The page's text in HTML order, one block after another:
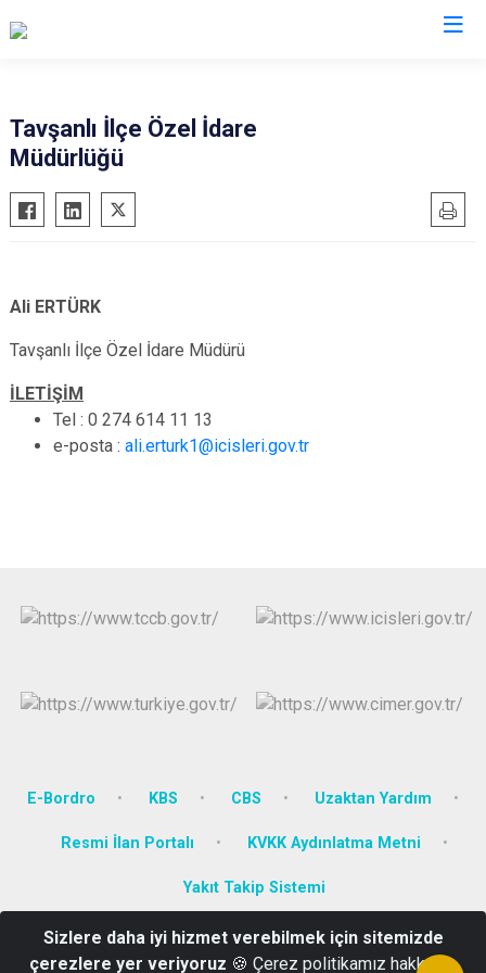
Tavşanlı İlçe Özel İdare
Müdürlüğü
Ali ERTÜRK
Tavşanlı İlçe Özel İdare Müdürü
İLETİŞİM
Tel : 0 274 614 11 13
e-posta : ali.erturk1@icisleri.gov.tr
E-Bordro KBS CBS Uzaktan Yardım
Resmi İlan Portalı KVKK Aydınlatma Metni
Yakıt Takip Sistemi
Yenidoğan Mah. Dumlupınar Bulv. No:111 KÜTAHYA
Sizlere daha iyi hizmet verebilmek için sitemizde
çerezlere yer veriyoruz 🍪 Çerez politikamız hakkında